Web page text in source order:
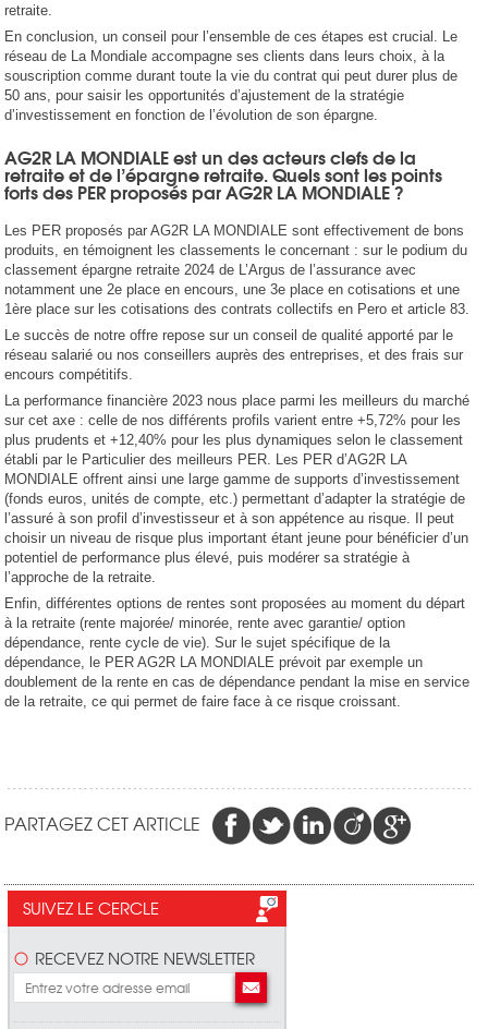
retraite.
En conclusion, un conseil pour l’ensemble de ces étapes est crucial. Le
réseau de La Mondiale accompagne ses clients dans leurs choix, à la
souscription comme durant toute la vie du contrat qui peut durer plus de
50 ans, pour saisir les opportunités d’ajustement de la stratégie
d’investissement en fonction de l’évolution de son épargne.
AG2R LA MONDIALE est un des acteurs clefs de la
retraite et de l’épargne retraite. Quels sont les points
forts des PER proposés par AG2R LA MONDIALE ?
Les PER proposés par AG2R LA MONDIALE sont effectivement de bons
produits, en témoignent les classements le concernant : sur le podium du
classement épargne retraite 2024 de L’Argus de l’assurance avec
notamment une 2e place en encours, une 3e place en cotisations et une
1ère place sur les cotisations des contrats collectifs en Pero et article 83.
Le succès de notre offre repose sur un conseil de qualité apporté par le
réseau salarié ou nos conseillers auprès des entreprises, et des frais sur
encours compétitifs.
La performance financière 2023 nous place parmi les meilleurs du marché
sur cet axe : celle de nos différents profils varient entre +5,72% pour les
plus prudents et +12,40% pour les plus dynamiques selon le classement
établi par le Particulier des meilleurs PER. Les PER d’AG2R LA
MONDIALE offrent ainsi une large gamme de supports d’investissement
(fonds euros, unités de compte, etc.) permettant d’adapter la stratégie de
l’assuré à son profil d’investisseur et à son appétence au risque. Il peut
choisir un niveau de risque plus important étant jeune pour bénéficier d’un
potentiel de performance plus élevé, puis modérer sa stratégie à
l’approche de la retraite.
Enfin, différentes options de rentes sont proposées au moment du départ
à la retraite (rente majorée/ minorée, rente avec garantie/ option
dépendance, rente cycle de vie). Sur le sujet spécifique de la
dépendance, le PER AG2R LA MONDIALE prévoit par exemple un
doublement de la rente en cas de dépendance pendant la mise en service
de la retraite, ce qui permet de faire face à ce risque croissant.
PARTAGEZ CET ARTICLE
SUIVEZ LE CERCLE
RECEVEZ NOTRE NEWSLETTER